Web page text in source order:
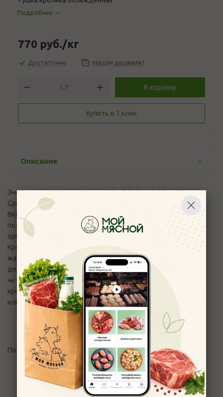
Подробнее
770 руб./кг
Достаточно Нашли дешевле?
В корзину
Купить в 1 клик
Описание
Энергетическая ценность на 100г: Б/Ж/У 21/11/0, 183 кКал.
Срок годности 72 часа
Вкусное и низкокалорийное мясо кролика оказывает много
полезных действий на большинство органов и систем
организма человека.
Крольчатину редко используют в первых блюдах, а вот при
жарке и тушении мясо становится по-настоящему
деликатесным. После разделки тушку замачивают на
четверть часа в прохладной воде, а чтобы усилить вкус,
кролика маринуют в лимонном соке, винном уксусе, молоке
или вине.
Отзывы
Пожалуйста,авторизуйтесь, чтобы оставить отзыв.
Задать вопрос